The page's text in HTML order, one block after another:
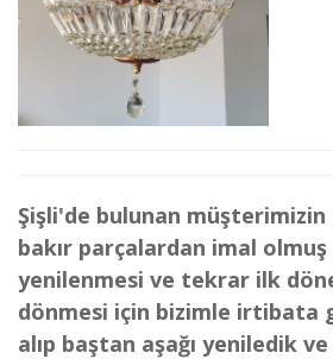
Şişli'de bulunan
bakır parçalardan imal
yenilenmesi ve tekrar ilk
dönmesi için bizimle irtibata
alıp baştan aşağı yeniledik